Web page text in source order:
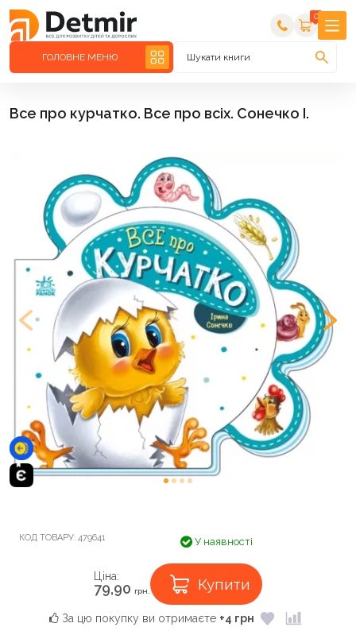
0
ГОЛОВНЕ МЕНЮ Шукати книги
Все про курчатко. Все про всіх. Сонечко І.
КОД ТОВАРУ: 479641 У наявності
Ціна:
79,90 грн. Купити
За цю покупку ви отримаєте +4 грн